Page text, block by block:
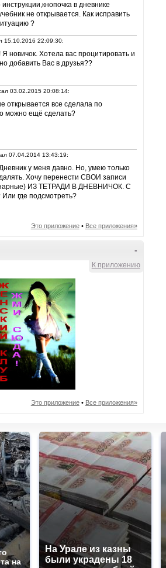
в дневнике
не открывается. Как исправить
?
15.10.2016 22:09:30:
Я новичок. Хотела вас процитировать и
добавить Вас в друзья??
03.02.2015 20:08:14:
открывается все сделала по
можно ещё сделать?
07.04.2014 13:43:19:
у меня давно. Но, умею только
Хочу перенести СВОИ записи
ИЗ ТЕТРАДИ В ДНЕВНИЧОК. С
Или где подсмотреть?
Это приложение• Все приложения»
-
К приложению
Это приложение• Все приложения»
на
На Урале из казны
были украдены 18